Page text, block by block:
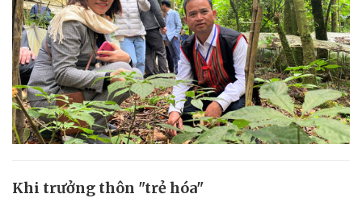
Khi trưởng thôn "trẻ hóa"